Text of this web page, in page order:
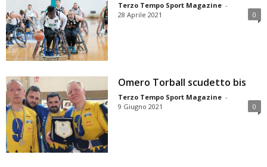
Terzo Tempo Sport Magazine -
28 Aprile 2021
0
Omero Torball scudetto bis
Terzo Tempo Sport Magazine -
9 Giugno 2021
0